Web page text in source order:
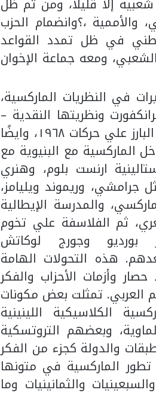
والأممية ،؟وانضمام الحزب
في ظل تمدد القواعد
ومعه جماعة الإخوان
في النظريات الماركسية،
ونظريتها النقدية –
تيودور أدورنو، وماكس هوركهايمر، وهربرت ماركوز وأثره البارز علي حركات ١٩٦٨، وايضًا
الماركسية مع البنيوية مع
ارنست بلوم، وهنري
جرامشي، وريموند ويليامز،
والمدرسة الإيطالية
ثم الفلاسفة علي تخوم
وجورج لوكاتش
هذه التحولات الهامة
وأزمات الأحزاب والفكر
العربي. تمثلت بعض مكونات
الكلاسيكية اللينينية
وبعضهم التروتسكية
والدولة كجزء من الفكر
الماركسية في متونها
والثمانينيات وما